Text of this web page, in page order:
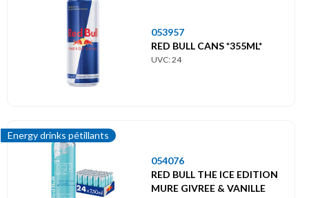
053957
RED BULL CANS *355ML*
UVC: 24
Energy drinks pétillants
054076
RED BULL THE ICE EDITION
MURE GIVREE & VANILLE